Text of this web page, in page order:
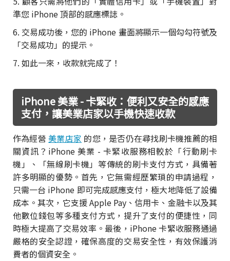
準您 iPhone 頂部的感應標誌。
6. 交易成功後，您的 iPhone 畫面將顯示一個勾勾符號及
「交易成功」的提示。
7. 如此一來，收款就完成了！
iPhone 美業 - 卡緊收：便利又安全的感應
支付，讓美業店家以手機快速收款
作為經營 美業店家 的您，是否仍在尋找刷卡機推薦的相
關資訊？iPhone 美業 - 卡緊收服務相較於「行動刷卡
機」、「無線刷卡機」等傳統的刷卡支付方式，具備著
許多明顯的優勢。首先，它無需經歷繁瑣的申請過程，
只需一台 iPhone 即可完成感應支付，極大地降低了設備
成本。其次，它支援 Apple Pay、信用卡、金融卡以及其
他數位錢包等多種支付方式，提升了支付的便捷性，同
時極大提高了交易效率。最後，iPhone 卡緊收服務通過
嚴格的安全認證，確保高度的交易安全性，有效保護消
費者的個資安全。